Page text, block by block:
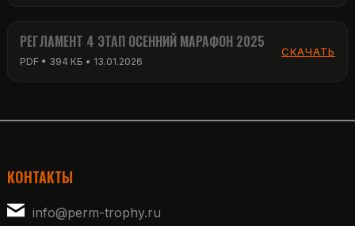
РЕГЛАМЕНТ 4 ЭТАП ОСЕННИЙ МАРАФОН 2025
КОНТАКТЫ